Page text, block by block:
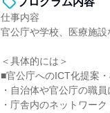
仕事内容
官公庁や学校、医療施設
＜具体的には＞
■官公庁へのICT化提案
・自治体や官公庁の職
・庁舎内のネットワー